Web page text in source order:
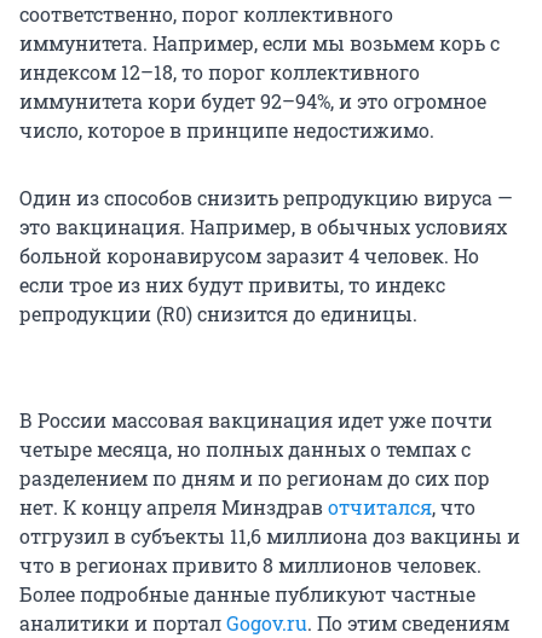
соответственно, порог коллективного
иммунитета. Например, если мы возьмем корь с
индексом 12–18, то порог коллективного
иммунитета кори будет 92–94%, и это огромное
число, которое в принципе недостижимо.
Один из способов снизить репродукцию вируса —
это вакцинация. Например, в обычных условиях
больной коронавирусом заразит 4 человек. Но
если трое из них будут привиты, то индекс
репродукции (R0) снизится до единицы.
В России массовая вакцинация идет уже почти
четыре месяца, но полных данных о темпах с
разделением по дням и по регионам до сих пор
нет. К концу апреля Минздравотчитался, что
отгрузил в субъекты 11,6 миллиона доз вакцины и
что в регионах привито 8 миллионов человек.
Более подробные данные публикуют частные
аналитики и порталGogov.ru. По этим сведениям